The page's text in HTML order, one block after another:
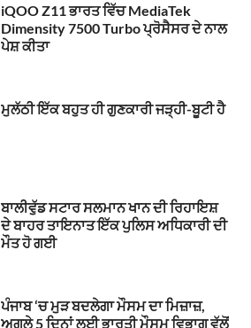
iQOO Z11 ਭਾਰਤ ਵਿੱਚ MediaTek
Dimensity 7500 Turbo ਪ੍ਰੋਸੈਸਰ ਦੇ ਨਾਲ
ਪੇਸ਼ ਕੀਤਾ
ਮੁਲੱਠੀ ਇੱਕ ਬਹੁਤ ਹੀ ਗੁਣਕਾਰੀ ਜੜ੍ਹੀ-ਬੂਟੀ ਹੈ
ਬਾਲੀਵੁੱਡ ਸਟਾਰ ਸਲਮਾਨ ਖਾਨ ਦੀ ਰਿਹਾਇਸ਼
ਦੇ ਬਾਹਰ ਤਾਇਨਾਤ ਇੱਕ ਪੁਲਿਸ ਅਧਿਕਾਰੀ ਦੀ
ਮੌਤ ਹੋ ਗਈ
ਪੰਜਾਬ ‘ਚ ਮੁੜ ਬਦਲੇਗਾ ਮੌਸਮ ਦਾ ਮਿਜ਼ਾਜ਼,
ਅਗਲੇ 5 ਦਿਨਾਂ ਲਈ ਭਾਰਤੀ ਮੌਸਮ ਵਿਭਾਗ ਵੱਲੋਂ